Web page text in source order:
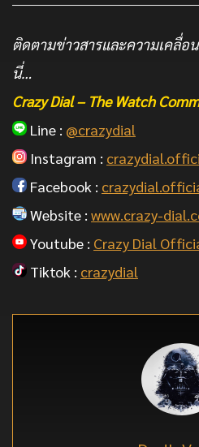
ติดตามข่าวสารและความเคลื่อ
นี่…
Crazy Dial – The Watch
Line : @crazydial
Instagram :
Facebook :
Website : www.crazy-
Youtube : Crazy Dial
Tiktok : crazydial